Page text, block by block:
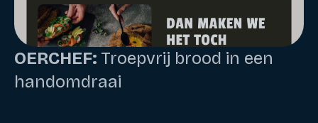
OERCHEF: Troepvrij brood in een
handomdraai